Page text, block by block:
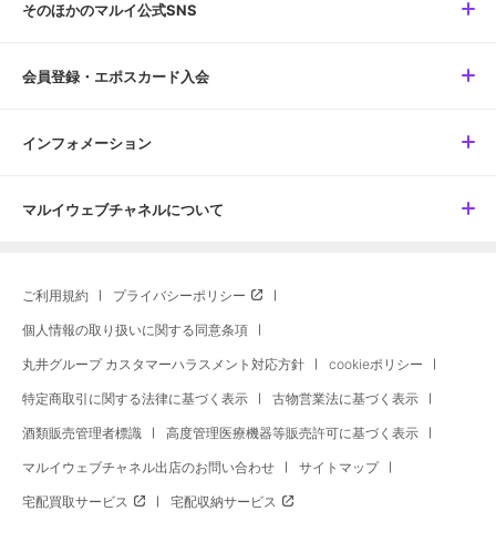
そのほかのマルイ公式SNS
会員登録・エポスカード入会
インフォメーション
マルイウェブチャネルについて
ご利用規約 プライバシーポリシー
個人情報の取り扱いに関する同意条項
丸井グループ カスタマーハラスメント対応方針 cookieポリシー
特定商取引に関する法律に基づく表示 古物営業法に基づく表示
酒類販売管理者標識 高度管理医療機器等販売許可に基づく表示
マルイウェブチャネル出店のお問い合わせ サイトマップ
宅配買取サービス 宅配収納サービス